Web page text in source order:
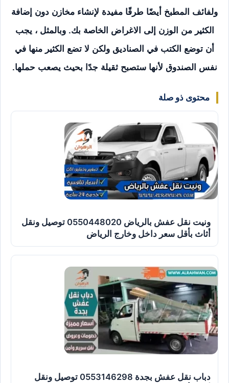
ولفائف المطبخ أيضًا طرقًا مفيدة لإنشاء مخازن دون إضافة
الكثير من الوزن إلى الاغراض الخاصة بك. وبالمثل ، يجب
أن توضع الكتب في الصناديق ولكن لا تضع الكثير منها في
نفس الصندوق لأنها ستصبح ثقيلة جدًا بحيث يصعب حملها.
محتوى ذو صلة
ونيت نقل عفش بالرياض 0550448020 توصيل ونقل
أثاث بأقل سعر داخل وخارج الرياض
دباب نقل عفش بجدة 0553146298 توصيل ونقل